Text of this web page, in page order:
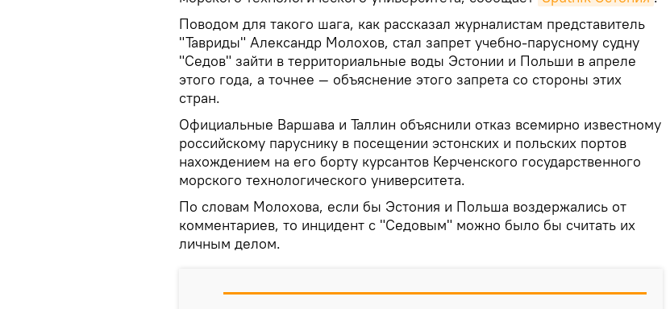
Поводом для такого шага, как рассказал журналистам представитель
"Тавриды" Александр Молохов, стал запрет учебно-парусному судну
"Седов" зайти в территориальные воды Эстонии и Польши в апреле
этого года, а точнее — объяснение этого запрета со стороны этих
стран.
Официальные Варшава и Таллин объяснили отказ всемирно известному
российскому паруснику в посещении эстонских и польских портов
нахождением на его борту курсантов Керченского государственного
морского технологического университета.
По словам Молохова, если бы Эстония и Польша воздержались от
комментариев, то инцидент с "Седовым" можно было бы считать их
личным делом.